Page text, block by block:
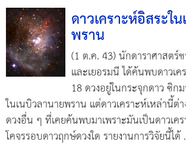
ดาวเคราะห์อิสระใ
พราน
(1 ต.ค. 43) นักดาราศาสตร์
และเยอรมนี ได้ค้นพบดาวเ
18 ดวงอยู่ในกระจุกดาว ซิก
ในเนบิวลานายพราน แต่ดาวเคราะห์เหล่านี้ต่
ดวงอื่น ๆ ที่เคยค้นพบมาเพราะมันเป็นดาวเค
โคจรรอบดาวฤกษ์ดวงใด รายงานการวิจัยนี้ได้